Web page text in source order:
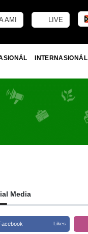
AMI LIVE
INTERNASIONÁL
Media
Likes